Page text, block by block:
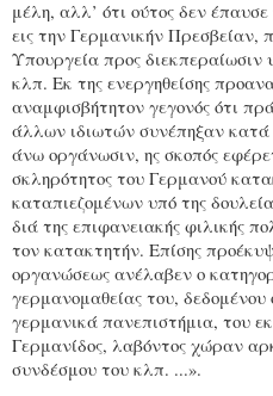
μέλη, αλλ’ ότι ούτος δεν
εις την Γερμανικήν Πρεσβείαν,
Υπουργεία προς διεκπεραίωσιν
κλπ. Εκ της ενεργηθείσης
αναμφισβήτητον γεγονός ότι
άλλων ιδιωτών συνέπηξαν κατά
άνω οργάνωσιν, ης σκοπός
σκληρότητος του Γερμανού
καταπιεζομένων υπό της
διά της επιφανειακής φιλικής
τον κατακτητήν. Επίσης
οργανώσεως ανέλαβεν ο
γερμανομαθείας του, δεδομένου
γερμανικά πανεπιστήμια, του
Γερμανίδος, λαβόντος χώραν
συνδέσμου του κλπ. ...».